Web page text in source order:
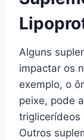
Alguns
impactar os
exemplo, o
peixe, pode
triglicerídeos
Outros